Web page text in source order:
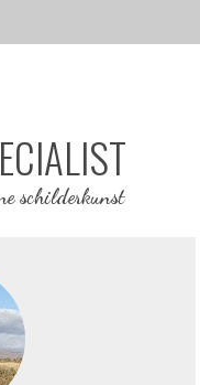
schilderkunst